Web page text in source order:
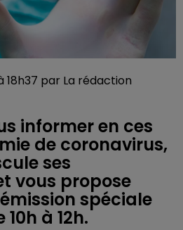
18h37 par La rédaction
informer en ces
de coronavirus,
ses
vous propose
spéciale
à 12h.